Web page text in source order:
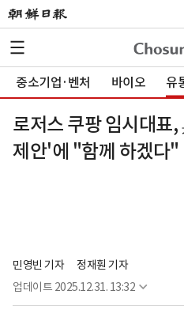
중소기업·벤처 바이오 유
로저스 쿠팡 임시대표
제안'에 "함께 하겠다"
민영빈 기자
정재훤 기자
업데이트 2025.12.31. 13:32